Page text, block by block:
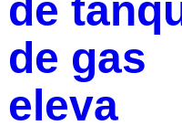
de
de gas
eleva